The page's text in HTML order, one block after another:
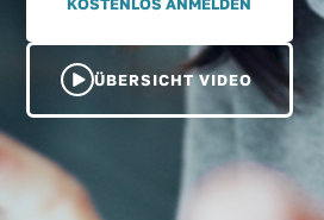
ÜBERSICHT VIDEO